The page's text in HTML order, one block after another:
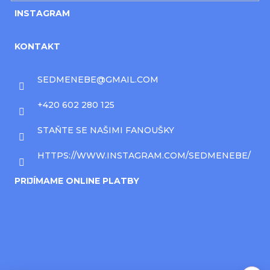
INSTAGRAM
KONTAKT
SEDMENEBE@GMAIL.COM
+420 602 280 125
STAŇTE SE NAŠIMI FANOUŠKY
HTTPS://WWW.INSTAGRAM.COM/SEDMENEBE/
PRIJÍMAME ONLINE PLATBY